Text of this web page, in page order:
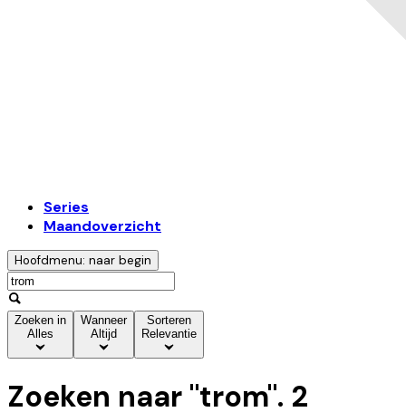
Series
Maandoverzicht
Hoofdmenu: naar begin
Zoeken in
Alles
Wanneer
Altijd
Sorteren
Relevantie
Zoeken naar "trom". 2